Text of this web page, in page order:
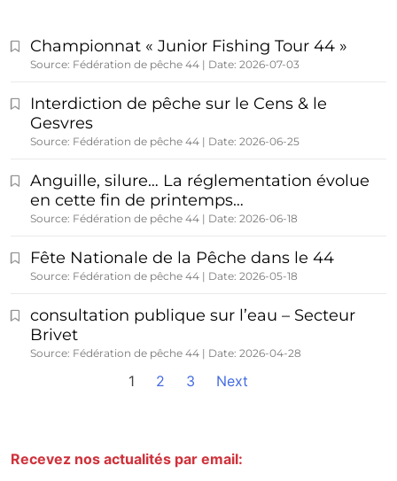
Championnat « Junior Fishing Tour 44 »
Source: Fédération de pêche 44 Date: 2026-07-03
Interdiction de pêche sur le Cens & le
Gesvres
Source: Fédération de pêche 44 Date: 2026-06-25
Anguille, silure… La réglementation évolue
en cette fin de printemps…
Source: Fédération de pêche 44 Date: 2026-06-18
Fête Nationale de la Pêche dans le 44
Source: Fédération de pêche 44 Date: 2026-05-18
consultation publique sur l’eau – Secteur
Brivet
Source: Fédération de pêche 44 Date: 2026-04-28
1 2 3 Next
Recevez nos actualités par email: